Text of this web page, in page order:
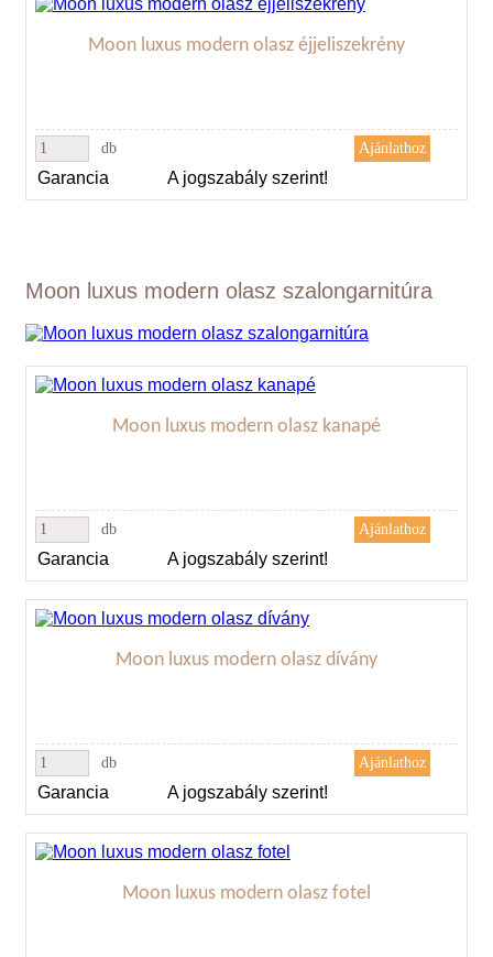
Moon luxus modern olasz éjjeliszekrény
db
Garancia A jogszabály szerint!
Moon luxus modern olasz szalongarnitúra
Moon luxus modern olasz kanapé
db
Garancia A jogszabály szerint!
Moon luxus modern olasz dívány
db
Garancia A jogszabály szerint!
Moon luxus modern olasz fotel